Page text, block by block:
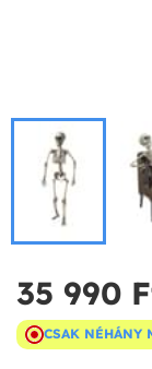
35 990
CSAK NÉHÁNY